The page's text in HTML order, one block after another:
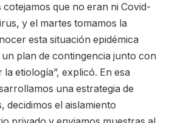
cotejamos que no eran ni Covid-
y el martes tomamos la
esta situación epidémica
plan de contingencia junto con
etiología”, explicó. En esa
una estrategia de
decidimos el aislamiento